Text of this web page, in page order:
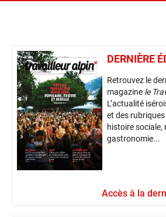
DERNIÈRE
Retrouvez le
magazine le
L’actualité
et des
histoire sociale,
gastronomie...
Accès à la